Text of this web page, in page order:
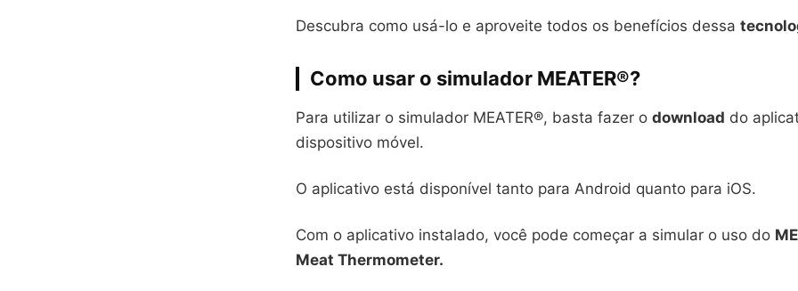
Descubra como usá-lo e aproveite todos os benefícios dessa
Como usar o simulador MEATER®?
Para utilizar o simulador MEATER®, basta fazer o download do
dispositivo móvel.
O aplicativo está disponível tanto para Android quanto para iOS.
Com o aplicativo instalado, você pode começar a simular o uso do
Meat Thermometer.